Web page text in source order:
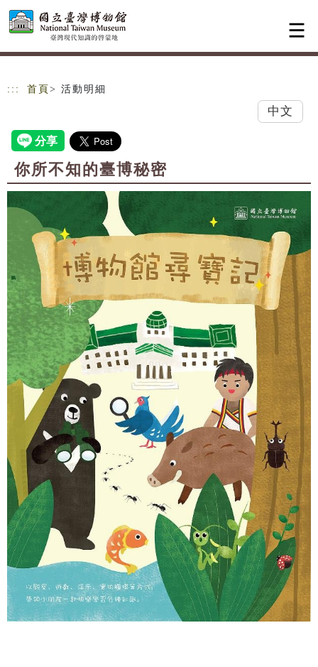
跳到主要內容
網站導覽
::: 首頁 > 活動明細
中文
你所不知的臺博秘密